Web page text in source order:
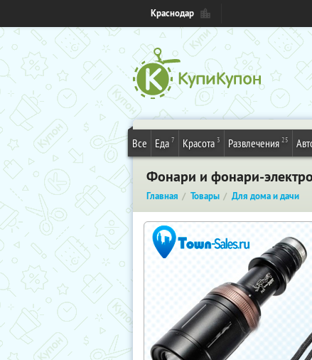
Краснодар
Все Еда 7 Красота 3 Развлечения 25
Фонари и фонари-
Главная Товары Для дома и дачи